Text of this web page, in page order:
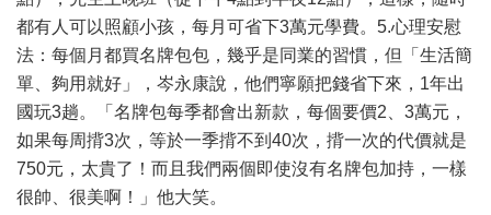
都有人可以照顧小孩，每月可省下3萬元學費。5.心理安慰
法：每個月都買名牌包包，幾乎是同業的習慣，但「生活簡
單、夠用就好」，岑永康說，他們寧願把錢省下來，1年出
國玩3趟。「名牌包每季都會出新款，每個要價2、3萬元，
如果每周揹3次，等於一季揹不到40次，揹一次的代價就是
750元，太貴了！而且我們兩個即使沒有名牌包加持，一樣
很帥、很美啊！」他大笑。